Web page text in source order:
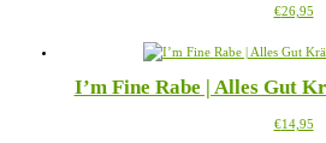
€26,95
Die
I’m Fine Rabe | Alles Gut
€14,95